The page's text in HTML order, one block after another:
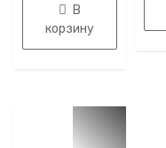
В
корзину